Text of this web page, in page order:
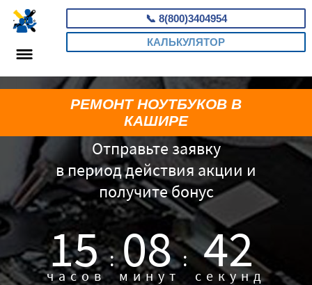
📞 8(800)3404954
КАЛЬКУЛЯТОР
Отправьте заявку
в период действия акции и
получите бонус
15 :
часов 08 :
минут 41
секунд
РЕМОНТ НОУТБУКОВ В
КАШИРЕ